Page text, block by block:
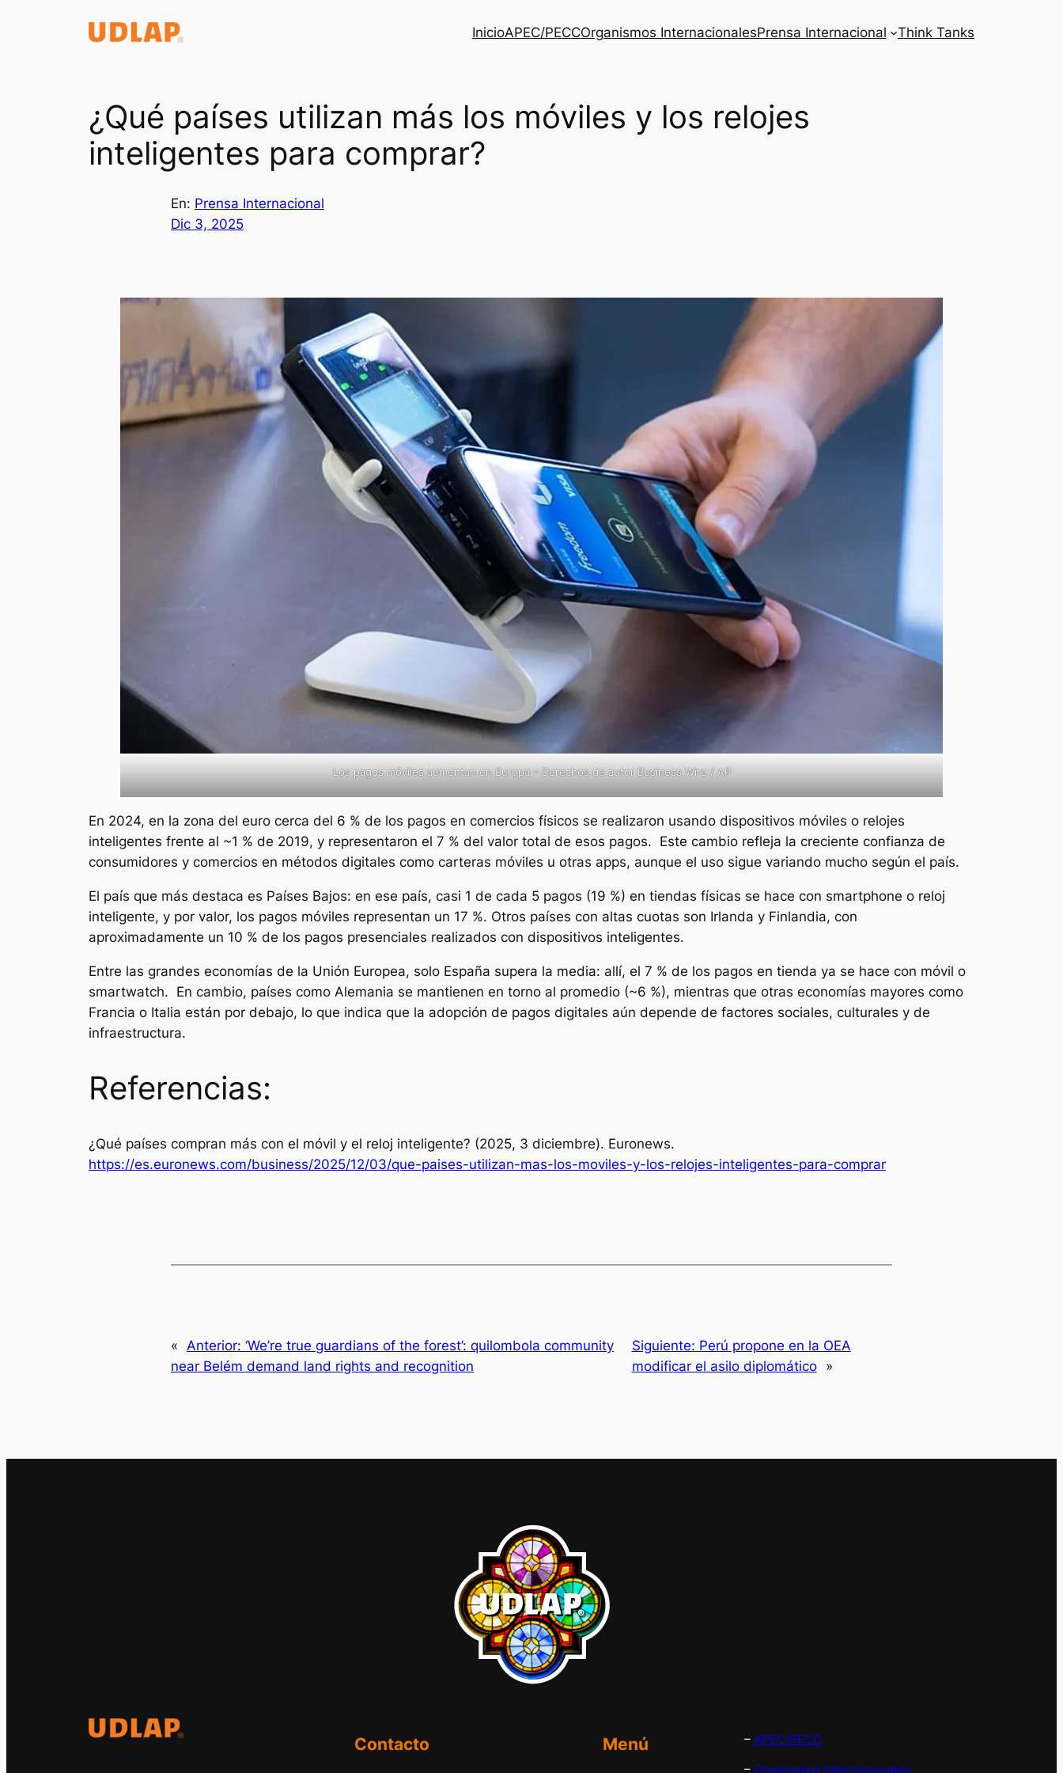
InicioAPEC/PECCOrganismos InternacionalesPrensa Internacional Think Tanks
¿Qué países utilizan más los móviles y los relojes
inteligentes para comprar?
En: Prensa Internacional
Dic 3, 2025
Los pagos móviles aumentan en Europa – Derechos de autor Business Wire / AP
En 2024, en la zona del euro cerca del 6 % de los pagos en comercios físicos se realizaron usando dispositivos móviles o relojes
inteligentes frente al ~1 % de 2019, y representaron el 7 % del valor total de esos pagos. Este cambio refleja la creciente confianza de
consumidores y comercios en métodos digitales como carteras móviles u otras apps, aunque el uso sigue variando mucho según el país.
El país que más destaca es Países Bajos: en ese país, casi 1 de cada 5 pagos (19 %) en tiendas físicas se hace con smartphone o reloj
inteligente, y por valor, los pagos móviles representan un 17 %. Otros países con altas cuotas son Irlanda y Finlandia, con
aproximadamente un 10 % de los pagos presenciales realizados con dispositivos inteligentes.
Entre las grandes economías de la Unión Europea, solo España supera la media: allí, el 7 % de los pagos en tienda ya se hace con móvil o
smartwatch. En cambio, países como Alemania se mantienen en torno al promedio (~6 %), mientras que otras economías mayores como
Francia o Italia están por debajo, lo que indica que la adopción de pagos digitales aún depende de factores sociales, culturales y de
infraestructura.
Referencias:
¿Qué países compran más con el móvil y el reloj inteligente? (2025, 3 diciembre). Euronews.
https://es.euronews.com/business/2025/12/03/que-paises-utilizan-mas-los-moviles-y-los-relojes-inteligentes-para-comprar
« Anterior: ‘We’re true guardians of the forest’: quilombola community
near Belém demand land rights and recognition
Siguiente: Perú propone en la OEA
modificar el asilo diplomático
»
Contacto Menú – APEC/PECC
– Organismos Internacionales